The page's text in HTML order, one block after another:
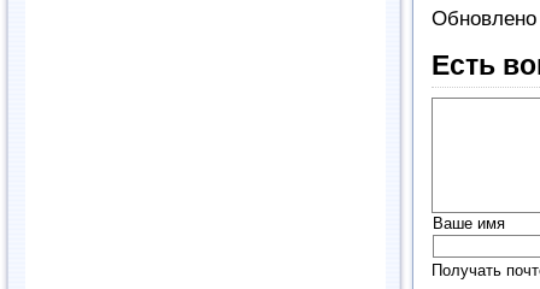
Обновлено
Есть
Ваше имя
Получать